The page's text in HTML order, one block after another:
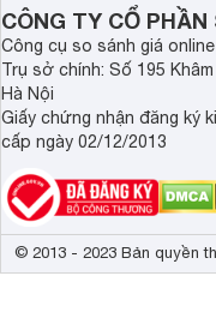
CÔNG TY CỔ
Công cụ so sánh giá
Trụ sở chính: Số 195
Hà Nội
Giấy chứng nhận đăng ký
cấp ngày 02/12/2013
© 2013 - 2023 Bản quyền